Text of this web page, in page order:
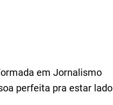
em Jornalismo
perfeita pra estar lado